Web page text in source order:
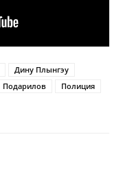
Дину Плынгэу
Подарилов
Полиция